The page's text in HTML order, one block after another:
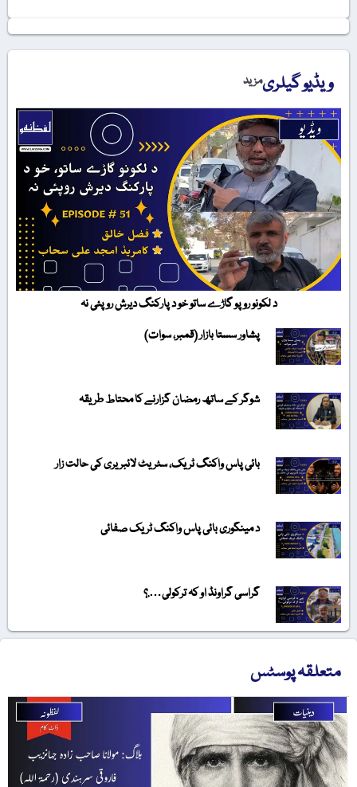
ویڈیو گیلریمزید
د لکونو روپو گاڑے ساتو خو د پارکنگ دیرش روپئی نہ
پشاور سستا بازار (قمبر، سوات)
شوگر کے ساتھ رمضان گزارنے کا محتاط طریقہ
بائی پاس واکنگ ٹریک، سٹریٹ لائبریری کی حالت زار
د مینگوری بائی پاس واکنگ ٹریک صفائی
گراسی گراونڈ او کہ ترکولی….؟
متعلقہ پوسٹس